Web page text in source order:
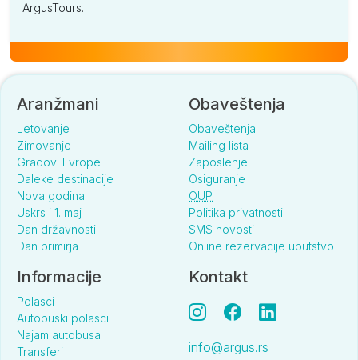
ArgusTours.
Aranžmani
Letovanje
Zimovanje
Gradovi Evrope
Daleke destinacije
Nova godina
Uskrs i 1. maj
Dan državnosti
Dan primirja
Obaveštenja
Obaveštenja
Mailing lista
Zaposlenje
Osiguranje
OUP
Politika privatnosti
SMS novosti
Online rezervacije uputstvo
Informacije
Polasci
Autobuski polasci
Najam autobusa
Transferi
Kontakt
info@argus.rs